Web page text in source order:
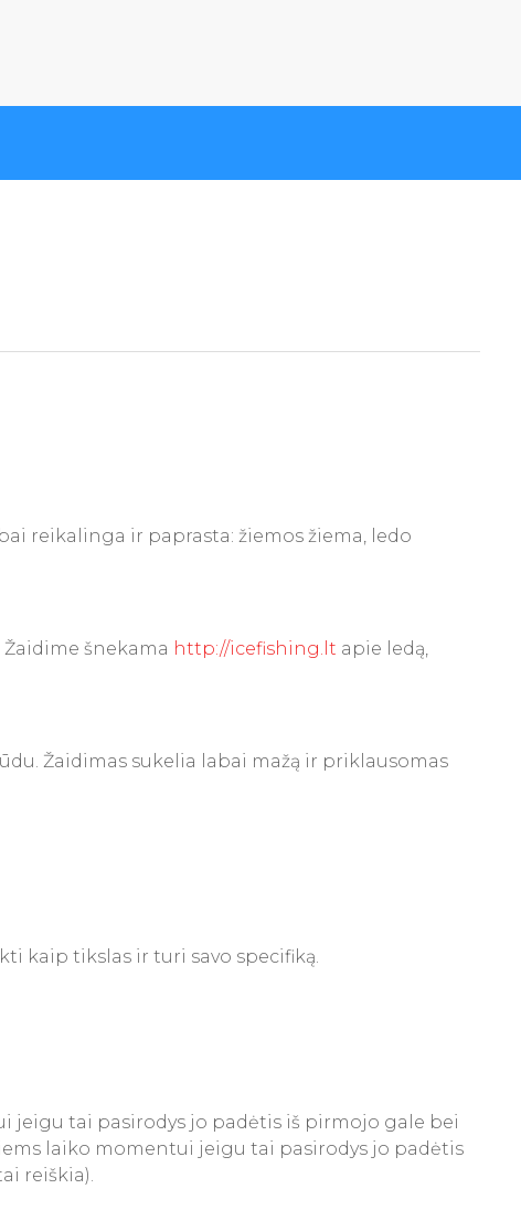
reikalinga ir paprasta: žiemos žiema, ledo
šnekama http://icefishing.lt apie ledą,
Žaidimas sukelia labai mažą ir priklausomas
kaip tikslas ir turi savo specifiką.
jeigu tai pasirodys jo padėtis iš pirmojo gale bei
laiko momentui jeigu tai pasirodys jo padėtis
reiškia).